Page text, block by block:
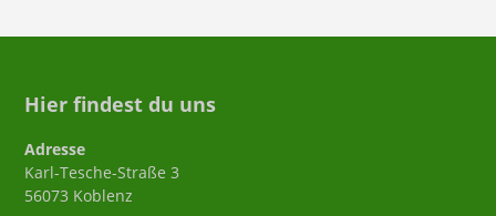
Hier findest du uns
Adresse
Karl-Tesche-Straße 3
56073 Koblenz